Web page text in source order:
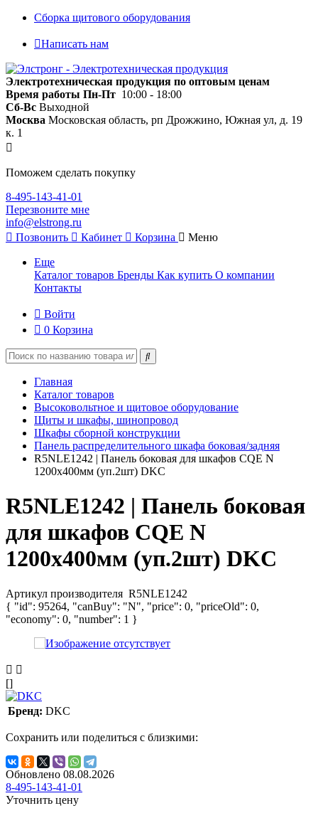
Сборка щитового оборудования
Написать нам
Электротехническая продукция по оптовым ценам
Время работы Пн-Пт 10:00 - 18:00
Сб-Вс Выходной
Москва Московская область, рп Дрожжино, Южная ул, д. 19
к. 1
Поможем сделать покупку
8-495-143-41-01
Перезвоните мне
info@elstrong.ru
Позвонить
Кабинет Корзина Меню
Еще
Каталог товаров Бренды Как купить О компании
Контакты
Войти
0 Корзина
Главная
Каталог товаров
Высоковольтное и щитовое оборудование
Щиты и шкафы, шинопровод
Шкафы сборной конструкции
Панель распределительного шкафа боковая/задняя
R5NLE1242 | Панель боковая для шкафов CQE N
1200х400мм (уп.2шт) DKC
R5NLE1242 | Панель боковая
для шкафов CQE N
1200х400мм (уп.2шт) DKC
Артикул производителя R5NLE1242
{ "id": 95264, "canBuy": "N", "price": 0, "priceOld": 0,
"economy": 0, "number": 1 }
[]
Бренд: DKC
Сохранить или поделиться с близкими:
Обновлено 08.08.2026
8-495-143-41-01
Уточнить цену